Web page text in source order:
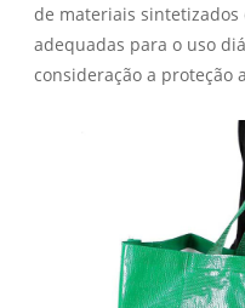
de materiais
adequadas para o uso
consideração a proteção